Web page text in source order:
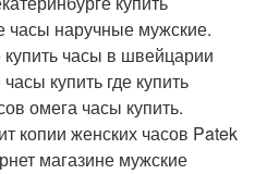
часы наручные мужские.
часы в швейцарии
купить где купить
омега часы купить.
копии женских часов Patek
магазине мужские